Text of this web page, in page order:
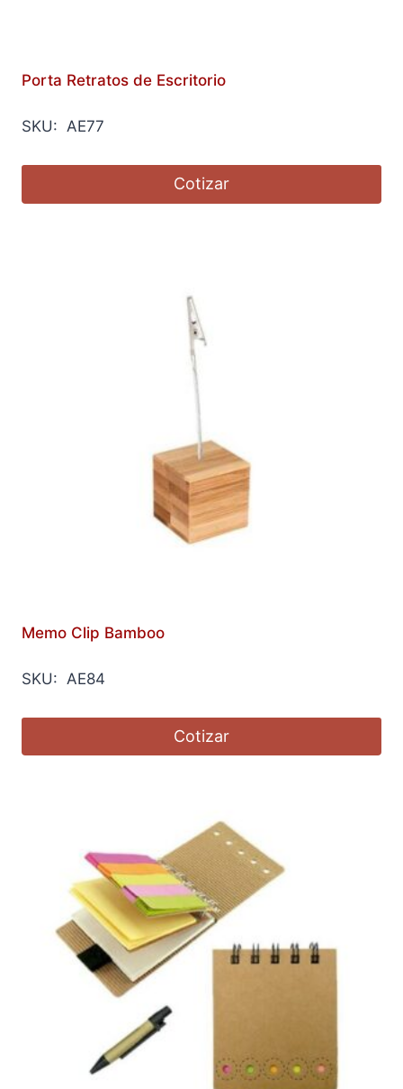
Porta Retratos de Escritorio
SKU: AE77
Cotizar
Memo Clip Bamboo
SKU: AE84
Cotizar